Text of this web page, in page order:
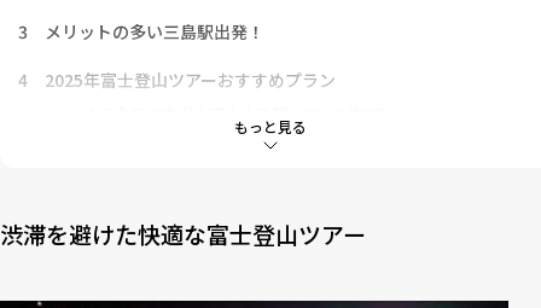
もっと見る
3
メリットの多い三島駅出発！
4
2025年富士登山ツアーおすすめプラン
ゆったり行程の富士登山ツアー(2泊3日)
渋滞を避けた快適な富士登山ツアー